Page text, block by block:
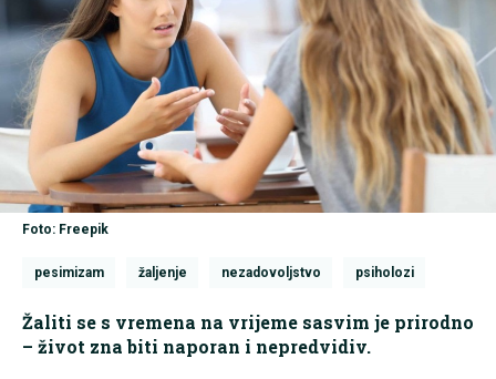
Foto: Freepik
pesimizam žaljenje nezadovoljstvo psiholozi
Žaliti se s vremena na vrijeme sasvim je prirodno
– život zna biti naporan i nepredvidiv.